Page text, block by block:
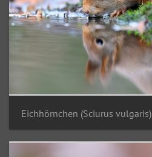
Eichhörnchen (Sciurus vulgaris)